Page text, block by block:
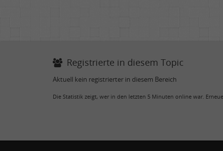
Registrierte in diesem Topic
Aktuell kein registrierter in diesem Bereich
Die Statistik zeigt, wer in den letzten 5 Minuten online war.